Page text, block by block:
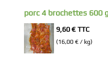
porc 4 brochettes 600
9,60 € TTC
(16,00 € / kg)